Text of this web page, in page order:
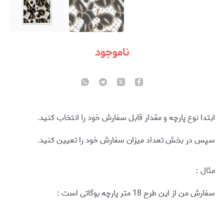
ناموجود
ابتدا نوع پارچه و مقدار قابل سفارش خود را انتخاب کنید.
سپس در بخش تعداد میزان سفارش خود را تعیین کنید.
مثال :
سفارش من از این طرح 18 متر پارچه بوگاتی است :